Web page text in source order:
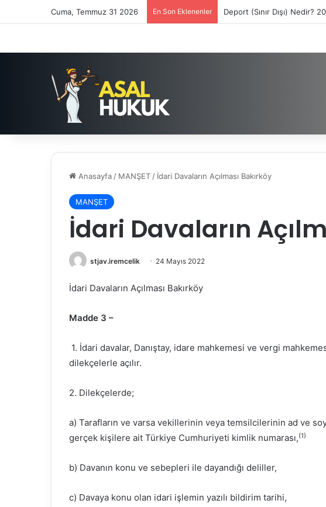
Cuma, Temmuz 31 2026 En Son Eklenenler Deport (Sınır Dışı) Nedir?
Anasayfa / MANŞET / İdari Davaların Açılması Bakırköy
MANŞET
İdari Davaların
stjav.iremcelik 24 Mayıs 2022
İdari Davaların Açılması Bakırköy
Madde 3 –
1. İdari davalar, Danıştay, idare mahkemesi ve vergi
dilekçelerle açılır.
2. Dilekçelerde;
a) Tarafların ve varsa vekillerinin veya temsilcilerinin ad ve
gerçek kişilere ait Türkiye Cumhuriyeti kimlik numarası,(1)
b) Davanın konu ve sebepleri ile dayandığı deliller,
c) Davaya konu olan idari işlemin yazılı bildirim tarihi,